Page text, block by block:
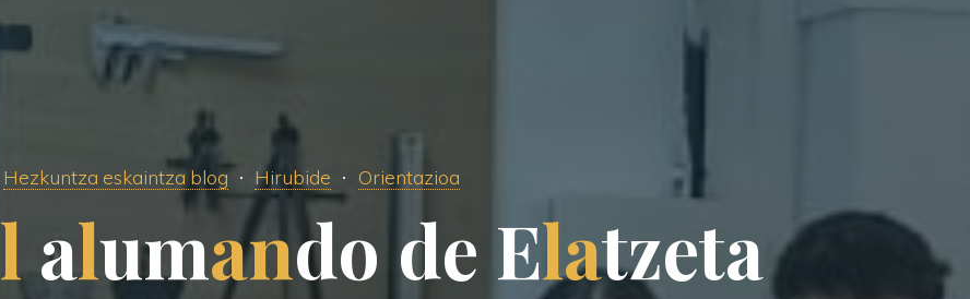
Hezkuntza eskaintza blog Hirubide Orientazioa
l alumando de Elatzeta